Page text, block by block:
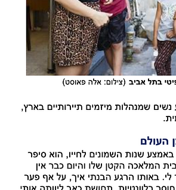
חזרה לדף עיתונות ראשי